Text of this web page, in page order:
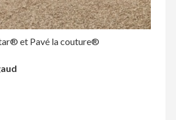
et Pavé la couture®